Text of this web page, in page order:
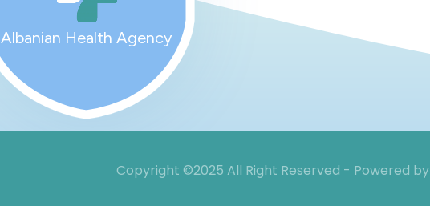
Albanian Health Agency
Copyright ©2025 All Right Reserved - Powered by